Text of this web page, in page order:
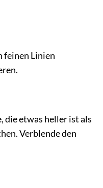
feinen Linien
die etwas heller ist als
Verblende den